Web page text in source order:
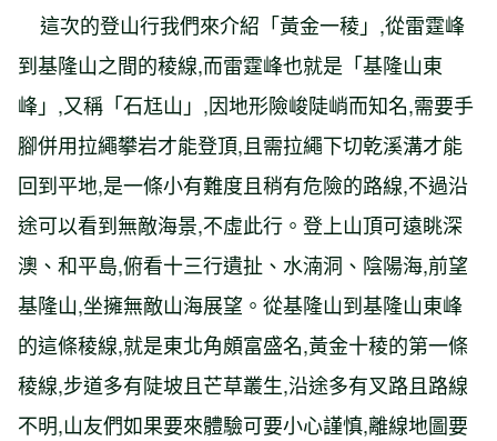
這次的登山行我們來介紹「黃金一稜」,從雷霆峰
到基隆山之間的稜線,而雷霆峰也就是「基隆山東
峰」,又稱「石尪山」,因地形險峻陡峭而知名,需要手
腳併用拉繩攀岩才能登頂,且需拉繩下切乾溪溝才能
回到平地,是一條小有難度且稍有危險的路線,不過沿
途可以看到無敵海景,不虛此行。登上山頂可遠眺深
澳、和平島,俯看十三行遺扯、水湳洞、陰陽海,前望
基隆山,坐擁無敵山海展望。從基隆山到基隆山東峰
的這條稜線,就是東北角頗富盛名,黃金十稜的第一條
稜線,步道多有陡坡且芒草叢生,沿途多有叉路且路線
不明,山友們如果要來體驗可要小心謹慎,離線地圖要